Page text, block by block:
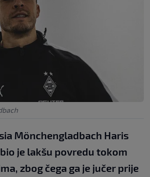
Mönchengladbach Haris
je lakšu povredu tokom
zbog čega ga je jučer prije